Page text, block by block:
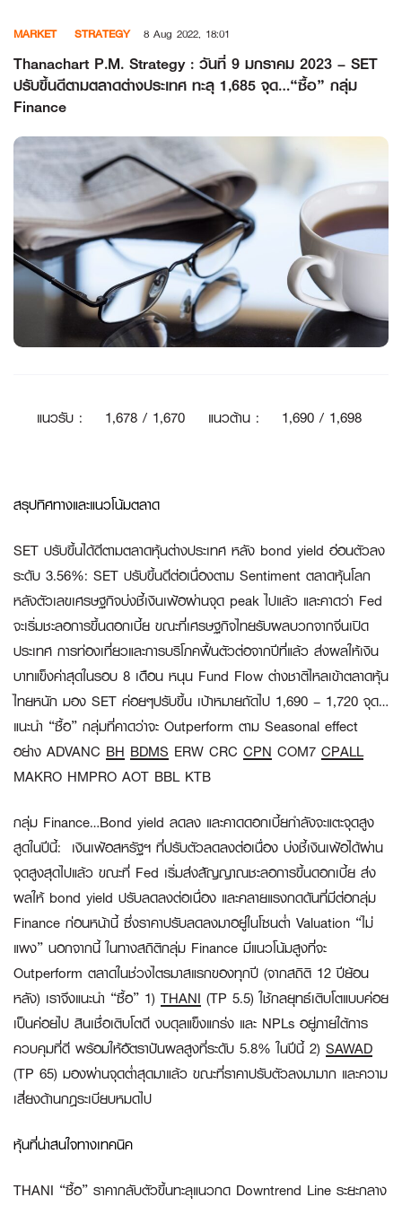
content
MARKET STRATEGY 8 Aug 2022, 18:01
Thanachart P.M. Strategy : วันที่ 9 มกราคม 2023 – SET
ปรับขึ้นดีตามตลาดต่างประเทศ ทะลุ 1,685 จุด…“ซื้อ” กลุ่ม
Finance
แนวรับ: 1,678 / 1,670 แนวต้าน : 1,690 / 1,698
สรุปทิศทางและแนวโน้มตลาด
SET ปรับขึ้นได้ดีตามตลาดหุ้นต่างประเทศ หลัง bond yield อ่อนตัวลง
ระดับ 3.56%: SET ปรับขึ้นดีต่อเนื่องตาม Sentiment ตลาดหุ้นโลก
หลังตัวเลขเศรษฐกิจบ่งชี้เงินเฟ้อผ่านจุด peak ไปแล้ว และคาดว่า Fed
จะเริ่มชะลอการขึ้นดอกเบี้ย ขณะที่เศรษฐกิจไทยรับผลบวกจากจีนเปิด
ประเทศ การท่องเที่ยวและการบริโภคฟื้นตัวต่อจากปีที่แล้ว ส่งผลให้เงิน
บาทแข็งค่าสุดในรอบ 8 เดือน หนุน Fund Flow ต่างชาติไหลเข้าตลาดหุ้น
ไทยหนัก มอง SET ค่อยๆปรับขึ้น เป้าหมายถัดไป 1,690 – 1,720 จุด…
แนะนำ “ซื้อ” กลุ่มที่คาดว่าจะ Outperform ตาม Seasonal effect
อย่าง ADVANC BH BDMS ERW CRC CPN COM7 CPALL
MAKRO HMPRO AOT BBL KTB
กลุ่ม Finance…Bond yield ลดลง และคาดดอกเบี้ยกำลังจะแตะจุดสูง
สูดในปีนี้: เงินเฟ้อสหรัฐฯ ที่ปรับตัวลดลงต่อเนื่อง บ่งชี้เงินเฟ้อได้ผ่าน
จุดสูงสุดไปแล้ว ขณะที่ Fed เริ่มส่งสัญญาณชะลอการขึ้นดอกเบี้ย ส่ง
ผลให้ bond yield ปรับลดลงต่อเนื่อง และคลายแรงกดดันที่มีต่อกลุ่ม
Finance ก่อนหน้านี้ ซึ่งราคาปรับลดลงมาอยู่ในโซนต่ำ Valuation “ไม่
แพง” นอกจากนี้ ในทางสถิติกลุ่ม Finance มีแนวโน้มสูงที่จะ
Outperform ตลาดในช่วงไตรมาสแรกของทุกปี (จากสถิติ 12 ปีย้อน
หลัง) เราจึงแนะนำ “ซื้อ” 1) THANI (TP 5.5) ใช้กลยุทธ์เติบโตแบบค่อย
เป็นค่อยไป สินเชื่อเติบโตดี งบดุลแข็งแกร่ง และ NPLs อยู่ภายใต้การ
ควบคุมที่ดี พร้อมให้อัตราปันผลสูงที่ระดับ 5.8% ในปีนี้ 2) SAWAD
(TP 65) มองผ่านจุดต่ำสุดมาแล้ว ขณะที่ราคาปรับตัวลงมามาก และความ
เสี่ยงด้านกฎระเบียบหมดไป
หุ้นที่น่าสนใจทางเทคนิค
THANI “ซื้อ” ราคากลับตัวขึ้นทะลุแนวกด Downtrend Line ระยะกลาง